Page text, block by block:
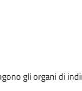
gli organi di